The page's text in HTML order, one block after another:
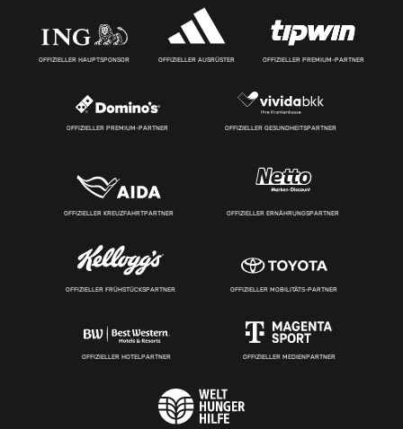
OFFIZIELLER HAUPTSPONSOR OFFIZIELLER AUSRÜSTER OFFIZIELLER PREMIUM-PARTNER
OFFIZIELLER PREMIUM-PARTNER OFFIZIELLER GESUNDHEITSPARTNER
OFFIZIELLER KREUZFAHRTPARTNER OFFIZIELLER ERNÄHRUNGSPARTNER
OFFIZIELLER FRÜHSTÜCKSPARTNER OFFIZIELLER MOBILITÄTS-PARTNER
OFFIZIELLER HOTELPARTNER OFFIZIELLER MEDIENPARTNER